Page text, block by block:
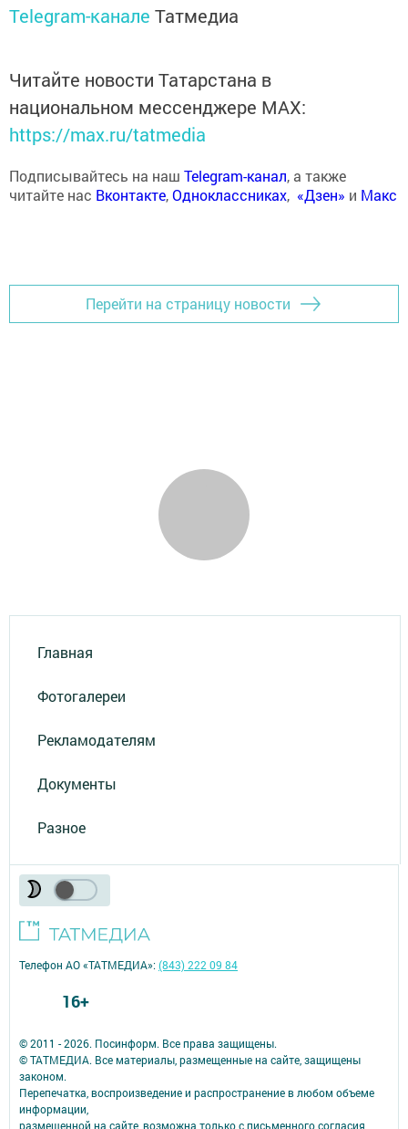
Telegram-канале Татмедиа
Читайте новости Татарстана в
национальном мессенджере MАХ:
https://max.ru/tatmedia
Подписывайтесь на наш Telegram-канал, а также
читайте нас Вконтакте,Одноклассниках, «Дзен» и Макс
Перейти на страницу новости
Главная
Фотогалереи
Рекламодателям
Документы
Разное
© 2011 - 2026. Посинформ. Все права защищены.
© ТАТМЕДИА. Все материалы, размещенные на сайте, защищены
законом.
Перепечатка, воспроизведение и распространение в любом объеме
информации,
размещенной на сайте, возможна только с письменного согласия
Телефон АО «ТАТМЕДИА»:(843) 222 09 84
16+